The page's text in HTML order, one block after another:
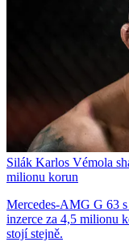
Silák Karlos Vémola
milionu korun
Mercedes-AMG G 63
inzerce za 4,5 milionu
stojí stejně.